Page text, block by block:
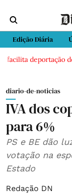
Edição Diária
deportação de
diario-de-noticias
IVA dos
para 6%
PS e BE dão
votação na
Estado
Redação DN